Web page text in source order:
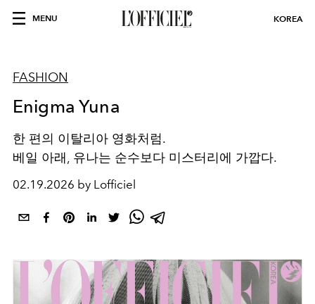
MENU KOREA
FASHION
Enigma Yuna
한 편의 이탈리아 영화처럼.
베일 아래, 유나는 순수보다 미스터리에 가깝다.
02.19.2026 by Lofficiel